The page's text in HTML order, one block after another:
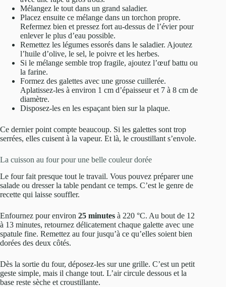
Mélangez le tout dans un grand saladier.
Placez ensuite ce mélange dans un torchon propre.
Refermez bien et pressez fort au-dessus de l’évier pour
enlever le plus d’eau possible.
Remettez les légumes essorés dans le saladier. Ajoutez
l’huile d’olive, le sel, le poivre et les herbes.
Si le mélange semble trop fragile, ajoutez l’œuf battu ou
la farine.
Formez des galettes avec une grosse cuillerée.
Aplatissez-les à environ 1 cm d’épaisseur et 7 à 8 cm de
diamètre.
Disposez-les en les espaçant bien sur la plaque.
Ce dernier point compte beaucoup. Si les galettes sont trop
serrées, elles cuisent à la vapeur. Et là, le croustillant s’envole.
La cuisson au four pour une belle couleur dorée
Le four fait presque tout le travail. Vous pouvez préparer une
salade ou dresser la table pendant ce temps. C’est le genre de
recette qui laisse souffler.
Enfournez pour environ 25 minutes à 220 °C. Au bout de 12
à 13 minutes, retournez délicatement chaque galette avec une
spatule fine. Remettez au four jusqu’à ce qu’elles soient bien
dorées des deux côtés.
Dès la sortie du four, déposez-les sur une grille. C’est un petit
geste simple, mais il change tout. L’air circule dessous et la
base reste sèche et croustillante.